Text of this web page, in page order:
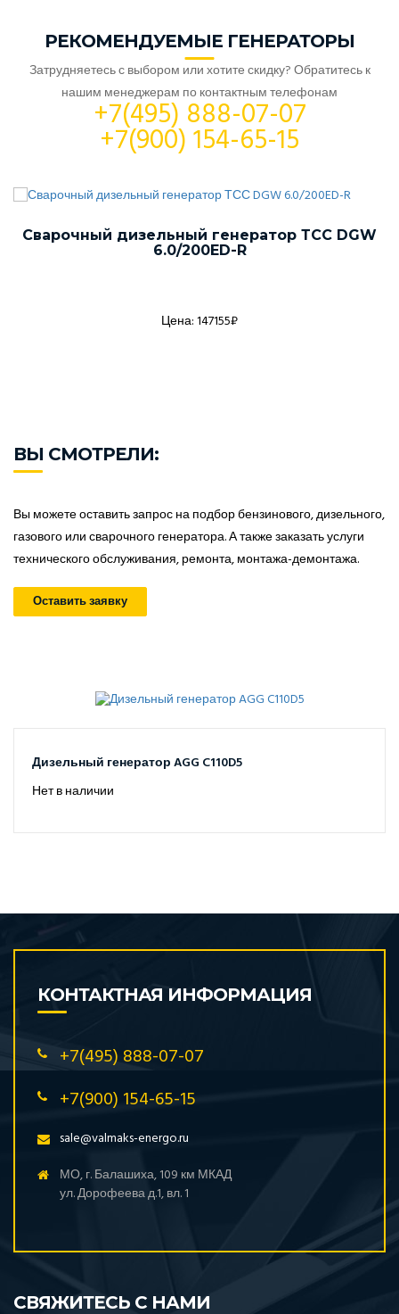
РЕКОМЕНДУЕМЫЕ ГЕНЕРАТОРЫ
Затрудняетесь с выбором или хотите скидку? Обратитесь к
нашим менеджерам по контактным телефонам
+7(495) 888-07-07
+7(900) 154-65-15
Сварочный дизельный генератор ТСС DGW
6.0/200ED-R
Цена: 147155₽
ВЫ СМОТРЕЛИ:
Вы можете оставить запрос на подбор бензинового, дизельного,
газового или сварочного генератора. А также заказать услуги
технического обслуживания, ремонта, монтажа-демонтажа.
Оставить заявку
Дизельный генератор AGG C110D5
Нет в наличии
КОНТАКТНАЯ ИНФОРМАЦИЯ
+7(495) 888-07-07
+7(900) 154-65-15
sale@valmaks-energo.ru
МО, г. Балашиха, 109 км МКАД
ул. Дорофеева д.1, вл. 1
СВЯЖИТЕСЬ С НАМИ